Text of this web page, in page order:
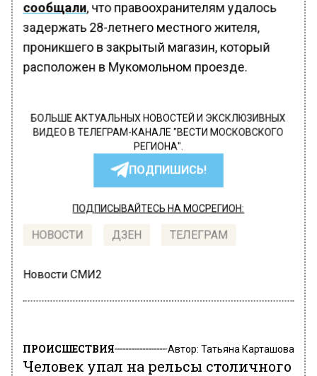
сообщали, что правоохранителям удалось
задержать 28-летнего местного жителя,
проникшего в закрытый магазин, который
расположен в Мукомольном проезде.
БОЛЬШЕ АКТУАЛЬНЫХ НОВОСТЕЙ И ЭКСКЛЮЗИВНЫХ
ВИДЕО В ТЕЛЕГРАМ-КАНАЛЕ "ВЕСТИ МОСКОВСКОГО
РЕГИОНА".
ПОДПИШИСЬ!
ПОДПИСЫВАЙТЕСЬ НА МОСРЕГИОН:
НОВОСТИ ДЗЕН ТЕЛЕГРАМ
Новости СМИ2
ПРОИСШЕСТВИЯ Автор: Татьяна Карташова
Человек упал на рельсы столичного